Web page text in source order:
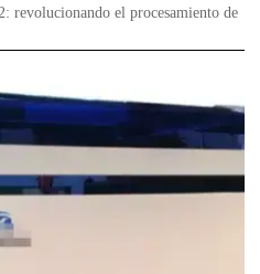
revolucionando el procesamiento de